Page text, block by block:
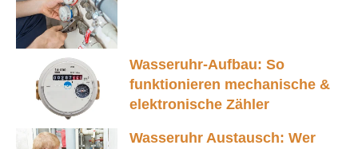
Wasseruhr-Aufbau: So
funktionieren mechanische &
elektronische Zähler
Wasseruhr Austausch: Wer